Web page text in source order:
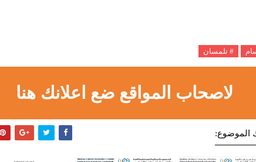
# تلمسان
لاصحاب المواقع ضع اعلانك هنا
الموضوع: